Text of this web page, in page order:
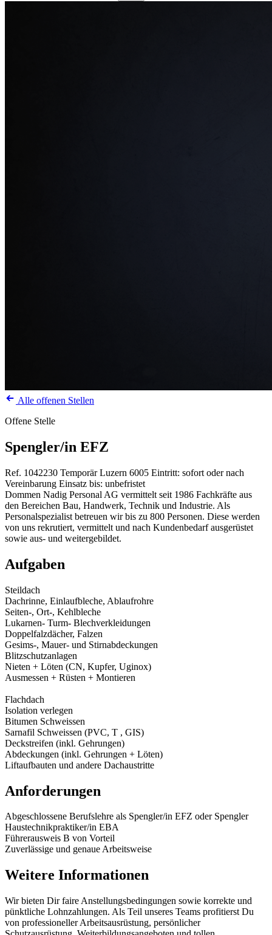
Alle offenen Stellen
Offene Stelle
Spengler/in EFZ
Ref. 1042230 Temporär Luzern 6005 Eintritt: sofort oder nach
Vereinbarung Einsatz bis: unbefristet
Dommen Nadig Personal AG vermittelt seit 1986 Fachkräfte aus
den Bereichen Bau, Handwerk, Technik und Industrie. Als
Personalspezialist betreuen wir bis zu 800 Personen. Diese werden
von uns rekrutiert, vermittelt und nach Kundenbedarf ausgerüstet
sowie aus- und weitergebildet.
Aufgaben
Steildach
Dachrinne, Einlaufbleche, Ablaufrohre
Seiten-, Ort-, Kehlbleche
Lukarnen- Turm- Blechverkleidungen
Doppelfalzdächer, Falzen
Gesims-, Mauer- und Stirnabdeckungen
Blitzschutzanlagen
Nieten + Löten (CN, Kupfer, Uginox)
Ausmessen + Rüsten + Montieren
Flachdach
Isolation verlegen
Bitumen Schweissen
Sarnafil Schweissen (PVC, T , GIS)
Deckstreifen (inkl. Gehrungen)
Abdeckungen (inkl. Gehrungen + Löten)
Liftaufbauten und andere Dachaustritte
Anforderungen
Abgeschlossene Berufslehre als Spengler/in EFZ oder Spengler
Haustechnikpraktiker/in EBA
Führerausweis B von Vorteil
Zuverlässige und genaue Arbeitsweise
Weitere Informationen
Wir bieten Dir faire Anstellungsbedingungen sowie korrekte und
pünktliche Lohnzahlungen. Als Teil unseres Teams profitierst Du
von professioneller Arbeitsausrüstung, persönlicher